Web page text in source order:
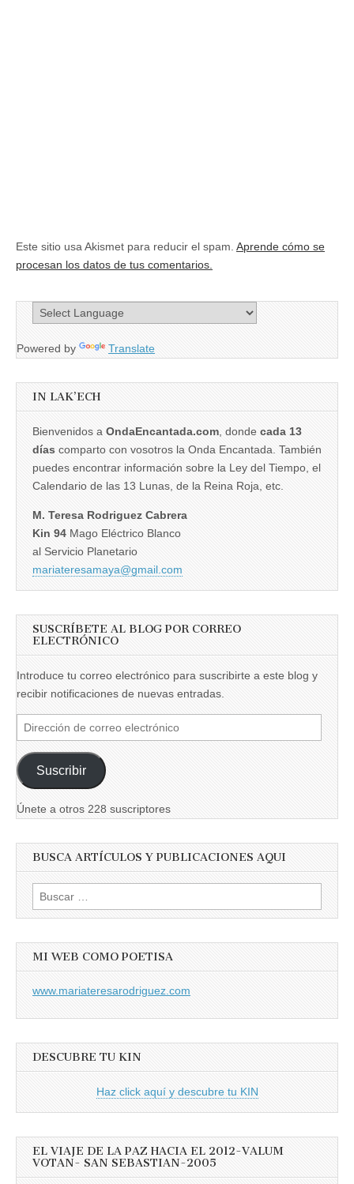
Este sitio usa Akismet para reducir el spam. Aprende cómo se
procesan los datos de tus comentarios.
Powered by Translate
IN LAK’ECH
Bienvenidos a OndaEncantada.com, donde cada 13
días comparto con vosotros la Onda Encantada. También
puedes encontrar información sobre la Ley del Tiempo, el
Calendario de las 13 Lunas, de la Reina Roja, etc.
M. Teresa Rodriguez Cabrera
Kin 94 Mago Eléctrico Blanco
al Servicio Planetario
mariateresamaya@gmail.com
SUSCRÍBETE AL BLOG POR CORREO
ELECTRÓNICO
Introduce tu correo electrónico para suscribirte a este blog y
recibir notificaciones de nuevas entradas.
Dirección
de
correo
electrónico
Suscribir
Únete a otros 228 suscriptores
BUSCA ARTÍCULOS Y PUBLICACIONES AQUI
Buscar:
MI WEB COMO POETISA
www.mariateresarodriguez.com
DESCUBRE TU KIN
Haz click aquí y descubre tu KIN
EL VIAJE DE LA PAZ HACIA EL 2012-VALUM
VOTAN- SAN SEBASTIAN-2005